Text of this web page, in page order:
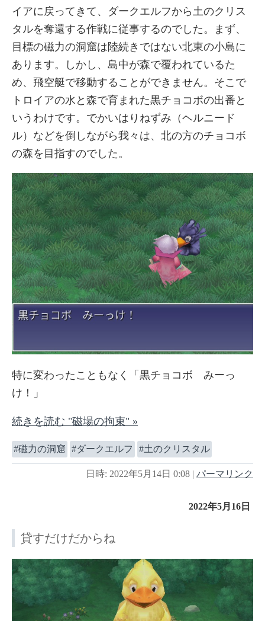
イアに戻ってきて、ダークエルフから土のクリス
タルを奪還する作戦に従事するのでした。まず、
目標の磁力の洞窟は陸続きではない北東の小島に
あります。しかし、島中が森で覆われているた
め、飛空艇で移動することができません。そこで
トロイアの水と森で育まれた黒チョコボの出番と
いうわけです。でかいはりねずみ（ヘルニード
ル）などを倒しながら我々は、北の方のチョコボ
の森を目指すのでした。
特に変わったこともなく「黒チョコボ みーっ
け！」
続きを読む "磁場の拘束" »
磁力の洞窟 ダークエルフ 土のクリスタル
日時: 2022年5月14日 0:08 | パーマリンク
2022年5月16日
貸すだけだからね